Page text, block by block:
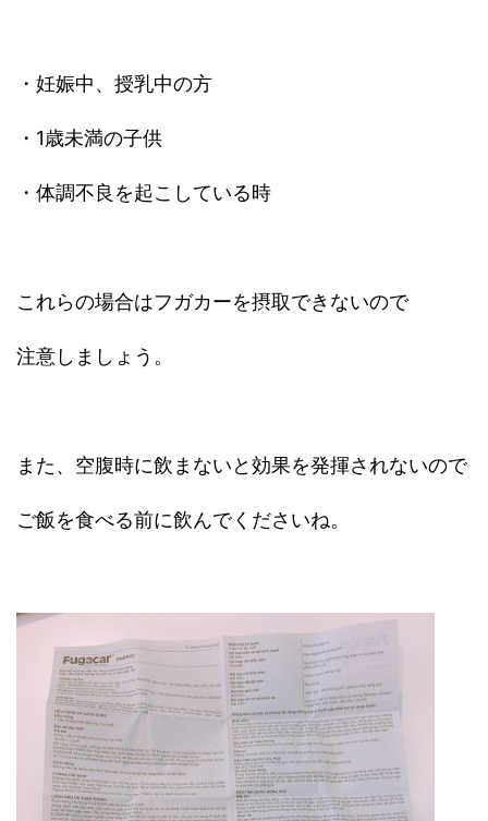
・妊娠中、授乳中の方
・1歳未満の子供
・体調不良を起こしている時
これらの場合はフガカーを摂取できないので
注意しましょう。
また、空腹時に飲まないと効果を発揮されないので
ご飯を食べる前に飲んでくださいね。